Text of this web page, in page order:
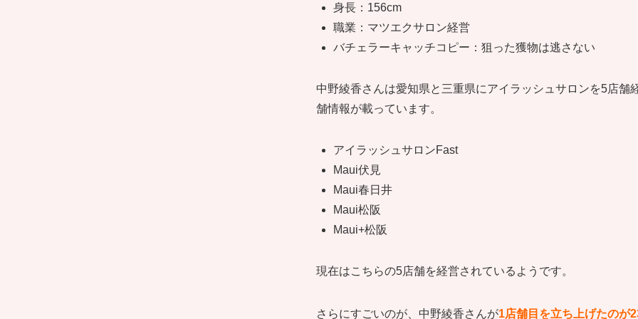
身長：156cm
職業：マツエクサロン経営
バチェラーキャッチコピー：狙った獲物は逃さない
中野綾香さんは愛知県と三重県にアイラッシュサロンを5店
舗情報が載っています。
アイラッシュサロンFast
Maui伏見
Maui春日井
Maui松阪
Maui+松阪
現在はこちらの5店舗を経営されているようです。
さらにすごいのが、中野綾香さんが1店舗目を立ち上げたのが